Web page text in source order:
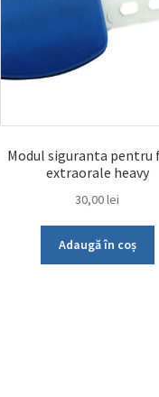
Modul siguranta pentru
extraorale heavy
30,00lei
Adaugă în coș